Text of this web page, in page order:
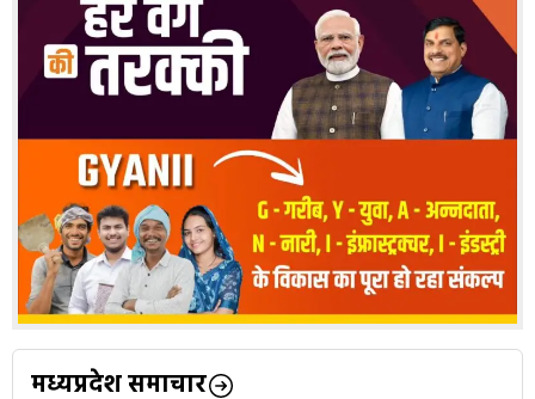
मध्यप्रदेश समाचार